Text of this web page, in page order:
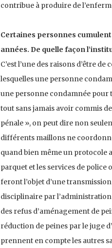
contribue à produire de
Certaines personnes
années. De quelle façon
C’est l’une des raisons d’être
lesquelles une personne
une personne condamnée pour
tout sans jamais avoir commis
pénale », on peut dire non
différents maillons ne
quand bien même un protocole
parquet et les services de
feront l’objet d’une
disciplinaire par
des refus d’aménagement de
réduction de peines par le juge
prennent en compte les autres